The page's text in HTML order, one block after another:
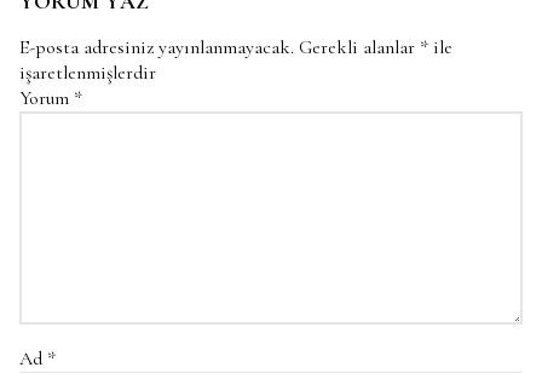
E-posta adresiniz yayınlanmayacak. Gerekli alanlar * ile
işaretlenmişlerdir
Yorum *
Ad *